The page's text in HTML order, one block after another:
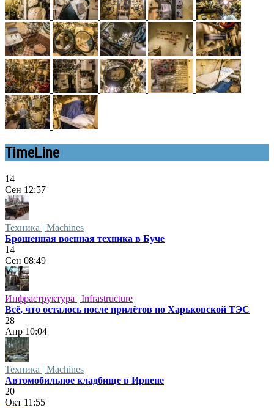
TimeLine
14
Сен 12:57
Техника | Machines
Брошенная военная техника в Буче
14
Сен 08:49
Инфраструктура | Infrastructure
Всё, что осталось после прилётов по Харьковской ТЭС
28
Апр 10:04
Техника | Machines
Автомобильное кладбище в Ирпене
20
Окт 11:55